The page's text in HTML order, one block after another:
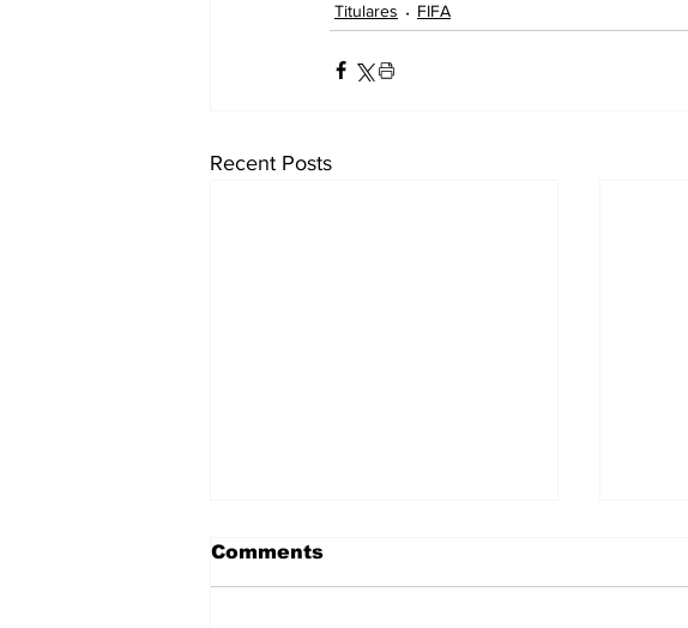
Titulares
FIFA
Recent Posts
Comments